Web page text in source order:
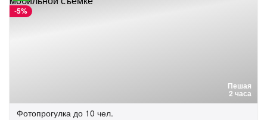
Пешая
2 часа
-5%
Фотопрогулка до 10 чел.